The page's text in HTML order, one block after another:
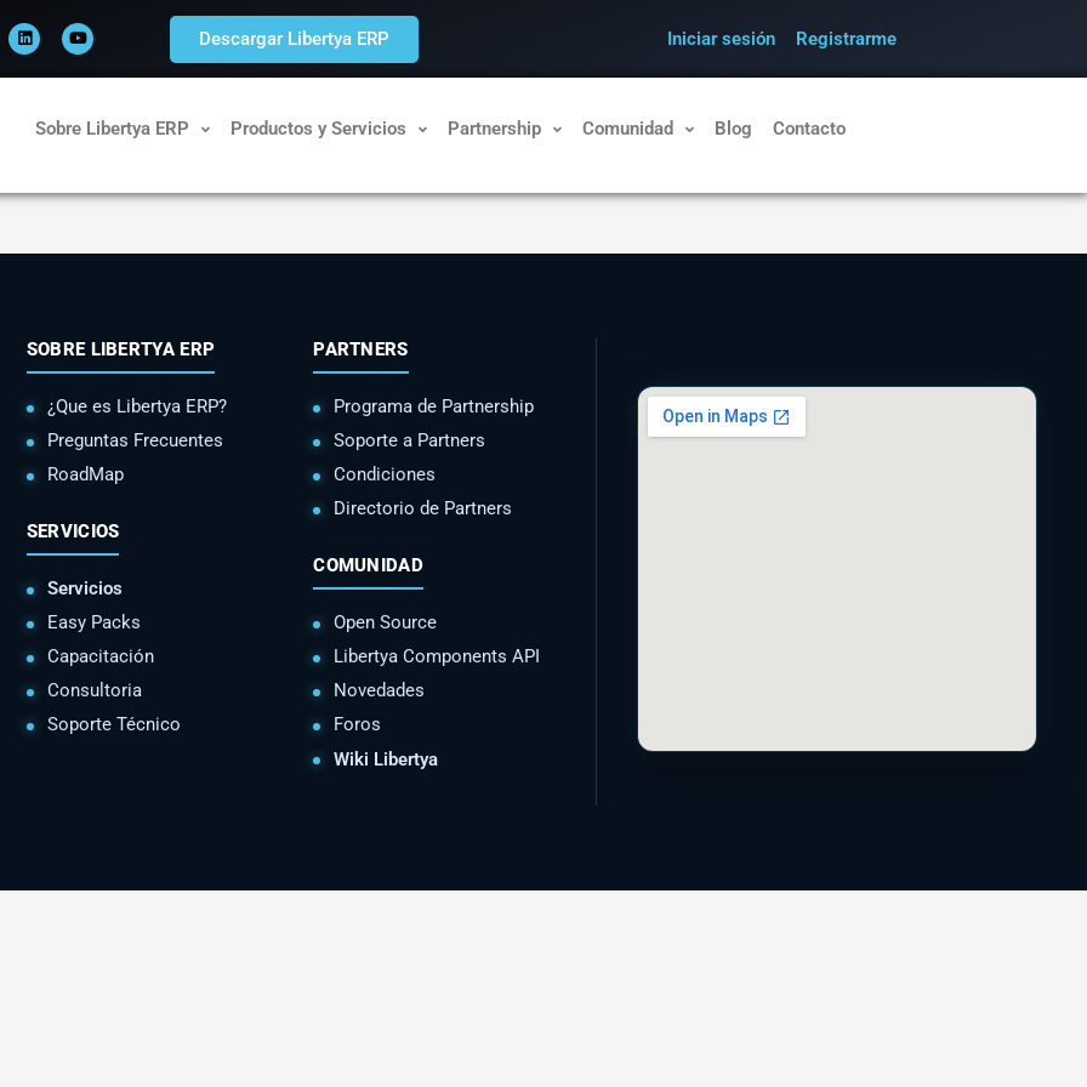
i
n
k
e
o
u
t
u
Descargar Libertya ERP Iniciar sesión Registrarme
Sobre Libertya ERP Productos y Servicios Partnership Comunidad Blog Contacto
SOBRE LIBERTYA ERP
¿Que es Libertya ERP?
Preguntas Frecuentes
RoadMap
SERVICIOS
Servicios
Easy Packs
Capacitación
Consultoria
Soporte Técnico
PARTNERS
Programa de Partnership
Soporte a Partners
Condiciones
Directorio de Partners
COMUNIDAD
Open Source
Libertya Components API
Novedades
Foros
Wiki Libertya